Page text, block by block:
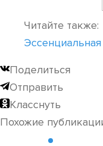
Читайте также:
Поделиться
Отправить
Класснуть
Похожие